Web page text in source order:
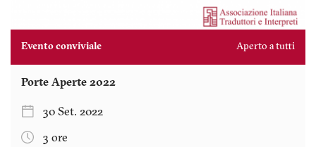
Evento conviviale Aperto a tutti
Porte Aperte 2022
30 Set. 2022
3 ore